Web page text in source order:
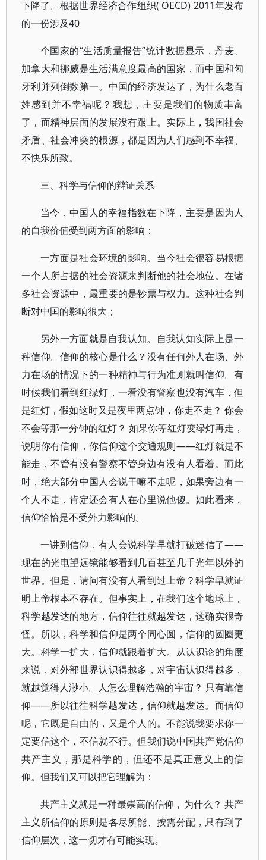
下降了。根据世界经济合作组织( OECD) 2011年发布
的一份涉及40
个国家的“生活质量报告”统计数据显示，丹麦、
加拿大和挪威是生活满意度最高的国家，而中国和匈
牙利并列倒数第一。中国的经济发达了，为什么老百
姓感到并不幸福呢？我想，主要是我们的物质丰富
了，而精神层面的发展没有跟上。实际上，我国社会
矛盾、社会冲突的根源，都是因为人们感到不幸福、
不快乐所致。
三、科学与信仰的辩证关系
当今，中国人的幸福指数在下降，主要是因为人
的自我价值受到两方面的影响：
一方面是社会环境的影响。当今社会很容易根据
一个人所占据的社会资源来判断他的社会地位。在诸
多社会资源中，最重要的是钞票与权力。这种社会判
断对中国的影响很大；
另外一方面就是自我认知。自我认知实际上是一
种信仰。信仰的核心是什么？没有任何外人在场、外
力在场的情况下的一种精神与行为准则就叫信仰。有
时候我们看到红绿灯，一看没有警察也没有汽车，但
是红灯，假如这时又是夜里两点钟，你走不走？ 你会
不会等那一分钟的红灯？ 如果你等红灯变绿灯再走，
说明你有信仰，你信仰这个交通规则——红灯就是不
能走，不管有没有警察不管身边有没有人看着。而此
时，绝大部分中国人会说干嘛不走呢，如果旁边有一
个人不走，肯定还会有人在心里说他傻。如此看来，
信仰恰恰是不受外力影响的。
一讲到信仰，有人会说科学早就打破迷信了——
现在的光电望远镜能够看到几百甚至几千光年以外的
世界。但是，请问有没有人看到过上帝？科学早就证
明上帝根本不存在。但事实上，在我们这个地球上，
科学越发达的地方，信仰往往就越发达，这确实很奇
怪。所以，科学和信仰是两个同心圆，信仰的圆圈更
大。科学一扩大，信仰就跟着扩大。从认识论的角度
来说，对外部世界认识得越多，对宇宙认识得越多，
就越觉得人渺小。人怎么理解浩瀚的宇宙？ 只有靠信
仰——所以往往科学越发达，信仰就越发达。而信仰
呢，它既是自由的，又是个人的。不能说我要求你一
定要信这个，不信就不行。但我们说中国共产党信仰
共产主义，那是科学的，但还不是真正意义上的信
仰。但我们又可以把它理解为：
共产主义就是一种最崇高的信仰，为什么？ 共产
主义所信仰的原则是各尽所能、按需分配，只有到了
信仰层次，这一切才有可能实现。